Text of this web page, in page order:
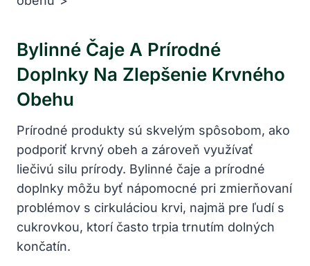
Bylinné Čaje A Prírodné
Doplnky Na Zlepšenie Krvného
Obehu
Prírodné produkty sú skvelým spôsobom, ako
podporiť krvný obeh a zároveň využívať
liečivú silu prírody. Bylinné čaje a prírodné
doplnky môžu byť nápomocné pri zmierňovaní
problémov s cirkuláciou krvi, najmä pre ľudí s
cukrovkou, ktorí často trpia trnutím dolných
končatín.